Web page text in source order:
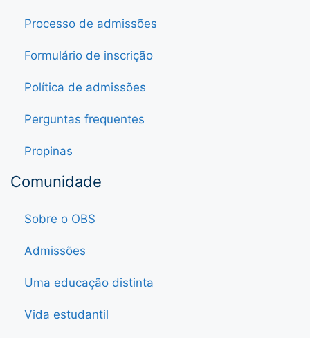
Processo de admissões
Formulário de inscrição
Política de admissões
Perguntas frequentes
Propinas
Comunidade
Sobre o OBS
Admissões
Uma educação distinta
Vida estudantil